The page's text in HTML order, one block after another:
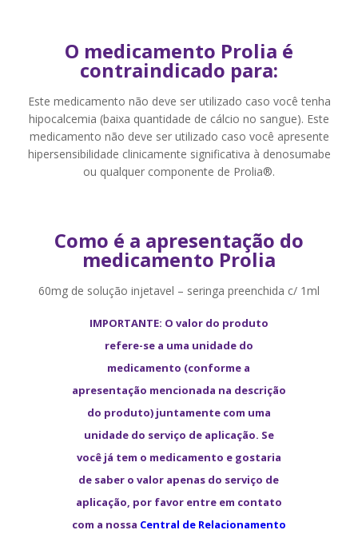
O medicamento Prolia é
contraindicado para:
Este medicamento não deve ser utilizado caso você tenha
hipocalcemia (baixa quantidade de cálcio no sangue). Este
medicamento não deve ser utilizado caso você apresente
hipersensibilidade clinicamente significativa à denosumabe
ou qualquer componente de Prolia®.
Como é a apresentação do
medicamento Prolia
60mg de solução injetavel – seringa preenchida c/ 1ml
IMPORTANTE: O valor do produto
refere-se a uma unidade do
medicamento (conforme a
apresentação mencionada na descrição
do produto) juntamente com uma
unidade do serviço de aplicação. Se
você já tem o medicamento e gostaria
de saber o valor apenas do serviço de
aplicação, por favor entre em contato
com a nossa Central de Relacionamento